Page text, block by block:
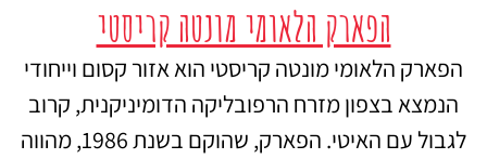
הפארק הלאומי מונטה קריסטי
הפארק הלאומי מונטה קריסטי הוא אזור קסום וייחודי
הנמצא בצפון מזרח הרפובליקה הדומיניקנית, קרוב
לגבול עם האיטי. הפארק, שהוקם בשנת 1986, מהווה